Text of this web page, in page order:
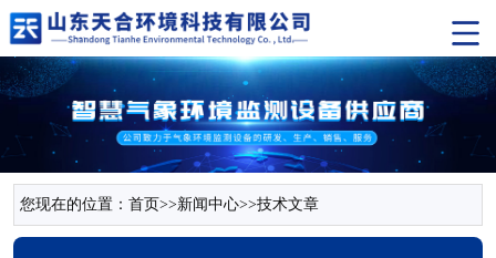
您现在的位置： 首页>>新闻中心>>技术文章